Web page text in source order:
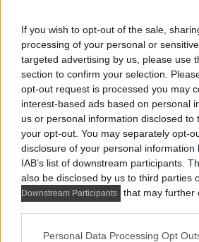
If you wish to opt-out of the sale,
processing of your personal or
targeted advertising by us, please use
section to confirm your selection.
opt-out request is processed you may
interest-based ads based on personal
us or personal information disclosed to
your opt-out. You may separately opt-
disclosure of your personal information
IAB’s list of downstream participants.
also be disclosed by us to third parties
Downstream Participants
that may further
Please note that this website/app uses
Personal Data Processing Opt
HÁZAK, ENTERIŐRÖK - INSPIRÁCIÓ
Bájos, rusztikus
olajfák és